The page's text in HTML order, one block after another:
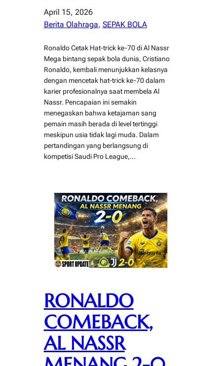
April 15, 2026
Berita Olahraga, SEPAK BOLA
Ronaldo Cetak Hat-trick ke-70 di Al Nassr
Mega bintang sepak bola dunia, Cristiano
Ronaldo, kembali menunjukkan kelasnya
dengan mencetak hat-trick ke-70 dalam
karier profesionalnya saat membela Al
Nassr. Pencapaian ini semakin
menegaskan bahwa ketajaman sang
pemain masih berada di level tertinggi
meskipun usia tidak lagi muda. Dalam
pertandingan yang berlangsung di
kompetisi Saudi Pro League,…
RONALDO
COMEBACK,
AL NASSR